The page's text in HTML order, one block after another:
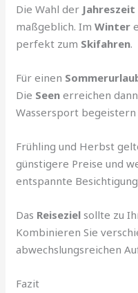
Die Wahl der Jahreszeit
maßgeblich. ImWinter
perfekt zum Skifahren.
Für einen
Die Seen erreichen
Wassersport
Frühling und Herbst
günstigere Preise und
entspannte
Das Reiseziel sollte zu
Kombinieren Sie
abwechslungsreichen
Fazit